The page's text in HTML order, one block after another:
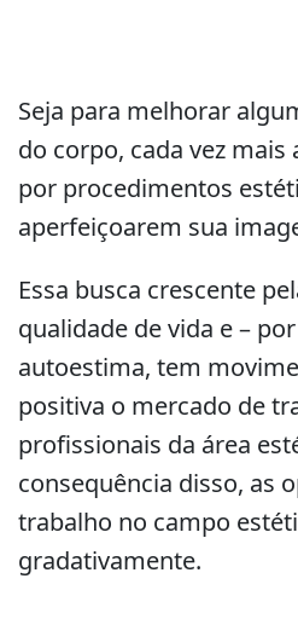
Seja para melhorar
do corpo, cada vez mais
por procedimentos
aperfeiçoarem sua
Essa busca crescente
qualidade de vida e –
autoestima, tem
positiva o mercado de
profissionais da área
consequência disso, as
trabalho no campo
gradativamente.